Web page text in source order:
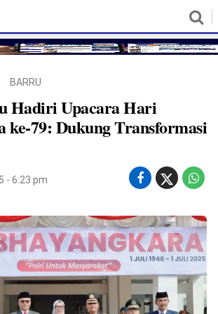
BARRU
Hadiri Upacara Hari
ke-79: Dukung Transformasi
- 6:23 pm